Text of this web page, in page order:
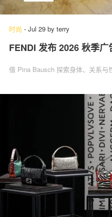
时尚 - Jul 29 by terry
FENDI 发布 2026 秋季广
借 Pina Bausch 探索身体、关系与